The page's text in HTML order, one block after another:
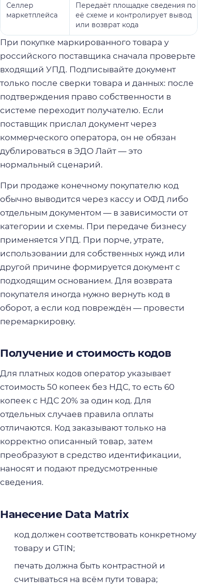
Селлер
маркетплейса
Передаёт площадке сведения по
её схеме и контролирует вывод
или возврат кода
При покупке маркированного товара у
российского поставщика сначала проверьте
входящий УПД. Подписывайте документ
только после сверки товара и данных: после
подтверждения право собственности в
системе переходит получателю. Если
поставщик прислал документ через
коммерческого оператора, он не обязан
дублироваться в ЭДО Лайт — это
нормальный сценарий.
При продаже конечному покупателю код
обычно выводится через кассу и ОФД либо
отдельным документом — в зависимости от
категории и схемы. При передаче бизнесу
применяется УПД. При порче, утрате,
использовании для собственных нужд или
другой причине формируется документ с
подходящим основанием. Для возврата
покупателя иногда нужно вернуть код в
оборот, а если код повреждён — провести
перемаркировку.
Получение и стоимость кодов
Для платных кодов оператор указывает
стоимость 50 копеек без НДС, то есть 60
копеек с НДС 20% за один код. Для
отдельных случаев правила оплаты
отличаются. Код заказывают только на
корректно описанный товар, затем
преобразуют в средство идентификации,
наносят и подают предусмотренные
сведения.
Нанесение Data Matrix
код должен соответствовать конкретному
товару и GTIN;
печать должна быть контрастной и
считываться на всём пути товара;